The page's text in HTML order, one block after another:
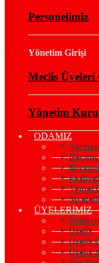
Personelimiz
Yönetim Girişi
Meclis Üyeleri
Yönetim
ODAMIZ
Temel
ÜYELERİMİZ
Üyelik
Üyelik
Üyelik